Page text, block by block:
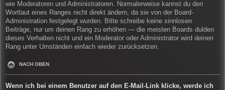
wie Moderatoren und Administratoren. Normalerweise kannst du den
Wortlaut eines Ranges nicht direkt ändern, da sie von der Board-
Administration festgelegt wurden. Bitte schreibe keine sinnlosen
Beiträge, nur um deinen Rang zu erhöhen — die meisten Boards dulden
dieses Verhalten nicht und ein Moderator oder Administrator wird deinen
Rang unter Umständen einfach wieder zurücksetzen.
NACH OBEN
Wenn ich bei einem Benutzer auf den E-Mail-Link klicke, werde ich